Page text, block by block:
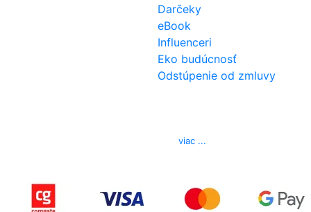
Darčeky
eBook
Influenceri
Eko budúcnosť
Odstúpenie od zmluvy
viac ...